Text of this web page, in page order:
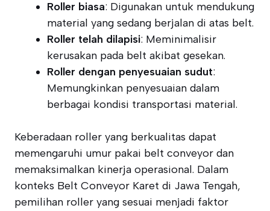
Roller biasa: Digunakan untuk mendukung
material yang sedang berjalan di atas belt.
Roller telah dilapisi: Meminimalisir
kerusakan pada belt akibat gesekan.
Roller dengan penyesuaian sudut:
Memungkinkan penyesuaian dalam
berbagai kondisi transportasi material.
Keberadaan roller yang berkualitas dapat
memengaruhi umur pakai belt conveyor dan
memaksimalkan kinerja operasional. Dalam
konteks Belt Conveyor Karet di Jawa Tengah,
pemilihan roller yang sesuai menjadi faktor